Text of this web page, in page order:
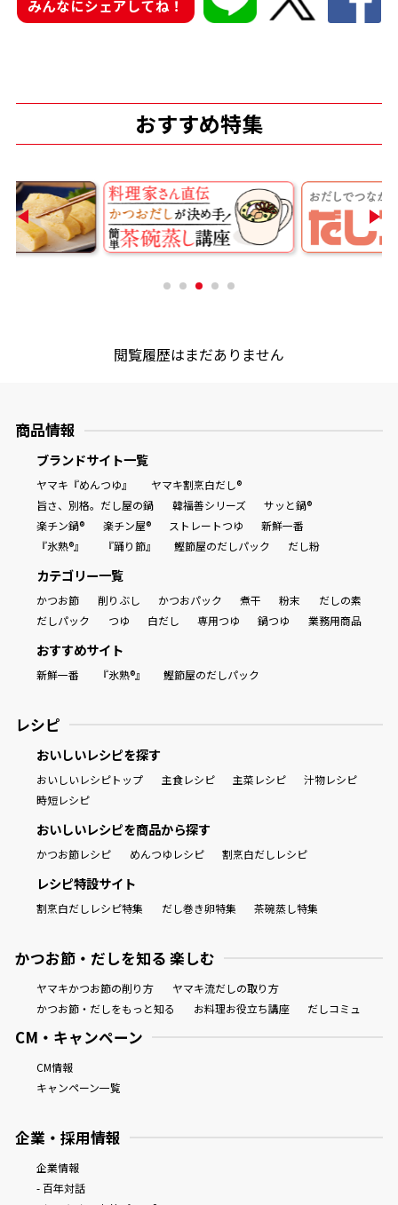
だしパック
おすすめサイト
新鮮一番
氷熟®︎
だしパック
みんなにシェアしてね！
おすすめ特集
閲覧履歴はまだありません
商品情報
ブランドサイト一覧
ヤマキ『めんつゆ』
ヤマキ割烹白だし®
旨さ、別格。だし屋の鍋
韓福善シリーズ
サッと鍋®
楽チン鍋®
楽チン屋® ストレートつゆ
新鮮一番
『氷熟®』
『踊り節』 鰹節屋のだしパック だし粉
カテゴリー一覧
かつお節 削りぶし かつおパック 煮干 粉末
だしの素
だしパック
つゆ 白だし 専用つゆ 鍋つゆ 業務用商品
おすすめサイト
新鮮一番 『氷熟®』 鰹節屋のだしパック
レシピ
おいしいレシピを探す
おいしいレシピトップ 主食レシピ 主菜レシピ
汁物レシピ
時短レシピ
おいしいレシピを商品から探す
かつお節レシピ めんつゆレシピ 割烹白だしレシピ
レシピ特設サイト
割烹白だしレシピ特集 だし巻き卵特集 茶碗蒸し特集
かつお節・だしを知る 楽しむ
ヤマキかつお節の削り方
ヤマキ流だしの取り方
かつお節・だしをもっと知る
お料理お役立ち講座 だしコミュ
CM・キャンペーン
CM情報
キャンペーン一覧
企業・採用情報
企業情報
- 百年対話